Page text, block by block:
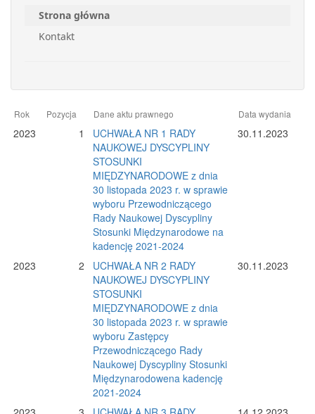
Strona główna
Kontakt
Rok Pozycja Dane aktu prawnego Data wydania
2023 1
UCHWAŁA NR 1 RADY
NAUKOWEJ DYSCYPLINY
STOSUNKI
MIĘDZYNARODOWE z dnia
30 listopada 2023 r. w sprawie
wyboru Przewodniczącego
Rady Naukowej Dyscypliny
Stosunki Międzynarodowe na
kadencję 2021-2024
30.11.2023
2023 2
UCHWAŁA NR 2 RADY
NAUKOWEJ DYSCYPLINY
STOSUNKI
MIĘDZYNARODOWE z dnia
30 listopada 2023 r. w sprawie
wyboru Zastępcy
Przewodniczącego Rady
Naukowej Dyscypliny Stosunki
Międzynarodowena kadencję
2021-2024
30.11.2023